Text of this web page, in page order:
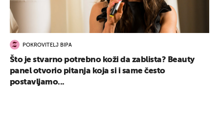
POKROVITELJ BIPA
Što je stvarno potrebno koži da zablista? Beauty
panel otvorio pitanja koja si i same često
postavljamo...